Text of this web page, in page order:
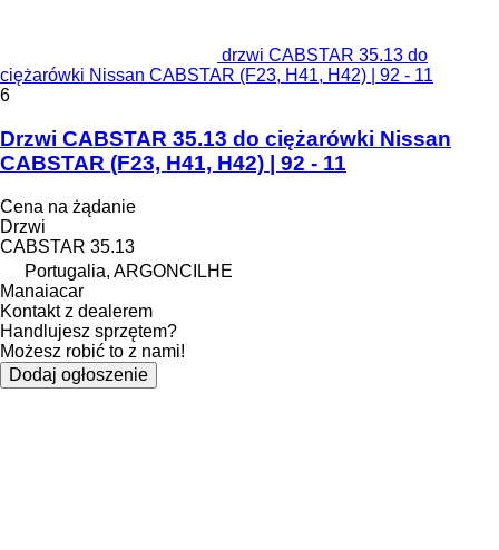
drzwi CABSTAR 35.13 do
ciężarówki Nissan CABSTAR (F23, H41, H42) | 92 - 11
6
Drzwi CABSTAR 35.13 do ciężarówki Nissan
CABSTAR (F23, H41, H42) | 92 - 11
Cena na żądanie
Drzwi
CABSTAR 35.13
Portugalia, ARGONCILHE
Manaiacar
Kontakt z dealerem
Handlujesz sprzętem?
Możesz robić to z nami!
Dodaj ogłoszenie